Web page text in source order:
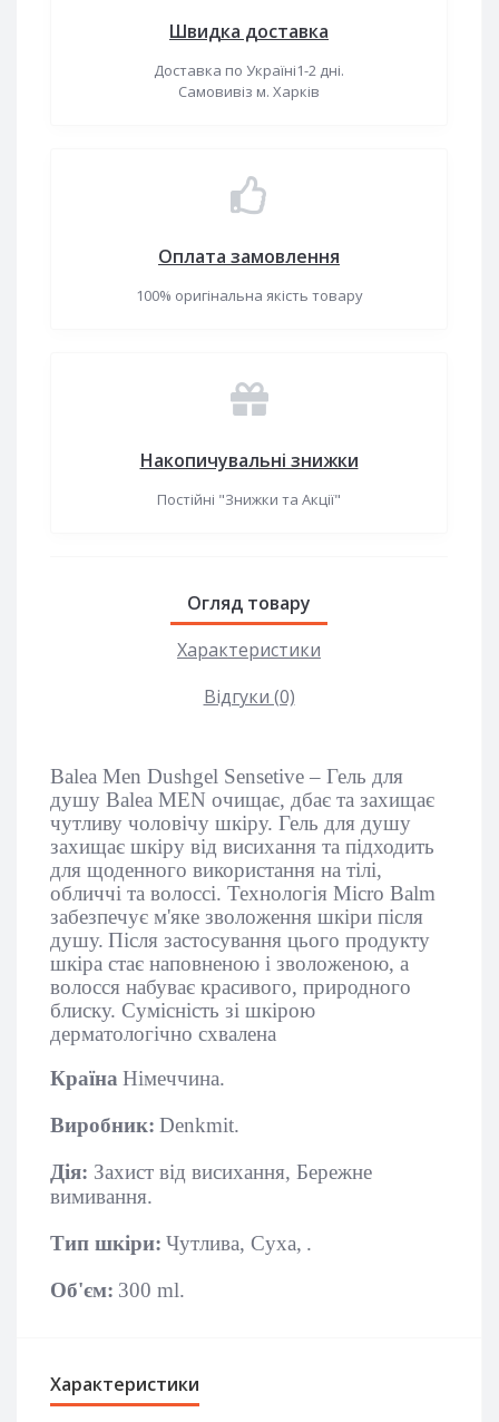
Швидка доставка
Доставка по Україні1-2 дні.
Самовивіз м. Харків
Оплата замовлення
100% оригінальна якість товару
Накопичувальні знижки
Постійні "Знижки та Акції"
Огляд товару
Характеристики
Відгуки (0)
Balea Men Dushgel Sensetive – Гель для
душу Balea MEN очищає, дбає та захищає
чутливу чоловічу шкіру. Гель для душу
захищає шкіру від висихання та підходить
для щоденного використання на тілі,
обличчі та волоссі. Технологія Micro Balm
забезпечує м'яке зволоження шкіри після
душу. Після застосування цього продукту
шкіра стає наповненою і зволоженою, а
волосся набуває красивого, природного
блиску. Сумісність зі шкірою
дерматологічно схвалена
Країна Німеччина.
Виробник: Denkmit.
Дія: Захист від висихання, Бережне
вимивання.
Тип шкіри: Чутлива, Суха, .
Об'єм: 300 ml.
Характеристики